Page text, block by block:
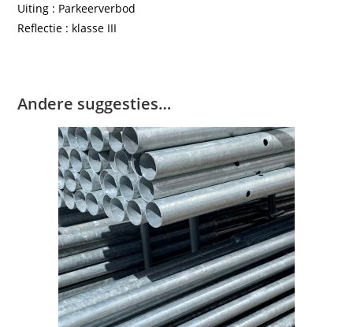
Uiting : Parkeerverbod
Reflectie : klasse III
Andere suggesties…